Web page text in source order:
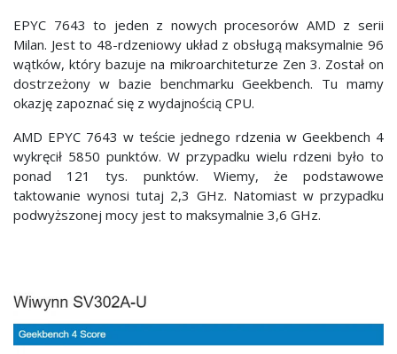
EPYC 7643 to jeden z nowych procesorów AMD z serii
Milan. Jest to 48-rdzeniowy układ z obsługą maksymalnie 96
wątków, który bazuje na mikroarchiteturze Zen 3. Został on
dostrzeżony w bazie benchmarku Geekbench. Tu mamy
okazję zapoznać się z wydajnością CPU.
AMD EPYC 7643 w teście jednego rdzenia w Geekbench 4
wykręcił 5850 punktów. W przypadku wielu rdzeni było to
ponad 121 tys. punktów. Wiemy, że podstawowe
taktowanie wynosi tutaj 2,3 GHz. Natomiast w przypadku
podwyższonej mocy jest to maksymalnie 3,6 GHz.